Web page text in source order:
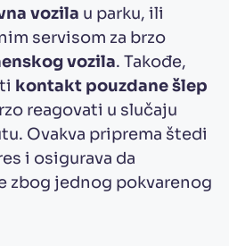
vozila u parku, ili
servisom za brzo
vozila. Takođe,
kontakt pouzdane šlep
reagovati u slučaju
Ovakva priprema štedi
i osigurava da
zbog jednog pokvarenog